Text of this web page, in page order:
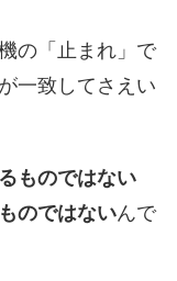
の「止まれ」で
一致してさえい
ものではない
のではないんで